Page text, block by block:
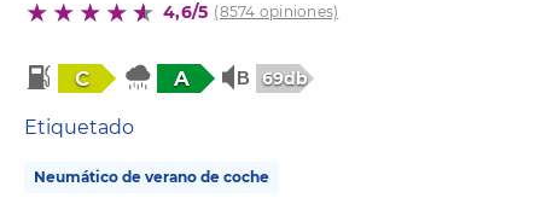
4,6/5 (8574 opiniones)
C A 69db
Etiquetado
Neumático de verano de coche